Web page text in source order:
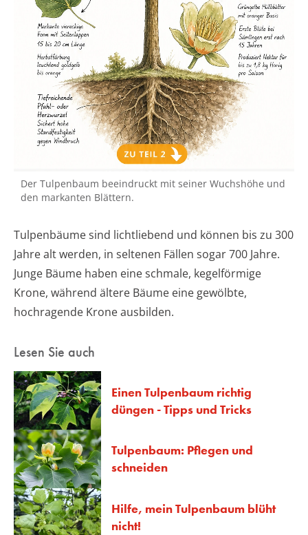
Der Tulpenbaum beeindruckt mit seiner Wuchshöhe und
den markanten Blättern.
Tulpenbäume sind lichtliebend und können bis zu 300
Jahre alt werden, in seltenen Fällen sogar 700 Jahre.
Junge Bäume haben eine schmale, kegelförmige
Krone, während ältere Bäume eine gewölbte,
hochragende Krone ausbilden.
Lesen Sie auch
Einen Tulpenbaum richtig
düngen - Tipps und Tricks
Tulpenbaum: Pflegen und
schneiden
Hilfe, mein Tulpenbaum blüht
nicht!